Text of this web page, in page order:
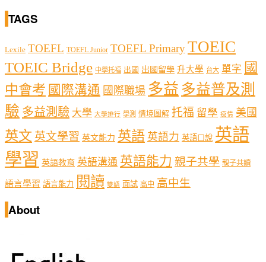
TAGS
Lexile TOEFL TOEFL Junior TOEFL PrimaryTOEIC
TOEIC Bridge 中學托福 出國 出國留學 升大學 台大 單字 國
中會考 國際溝通 國際職場 多益 多益普及測
驗 多益測驗 大學 大學排行 學測 情境圖解 托福 留學 疫情 美國
英文 英文學習 英文能力 英語 英語力 英語口說 英語
學習 英語教育 英語溝通 英語能力 親子共學 親子共讀
語言學習 語言能力 閱讀 雙語 面試 高中 高中生
About